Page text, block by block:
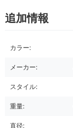
追加情報
カラー:
メーカー:
スタイル:
重量:
直径: